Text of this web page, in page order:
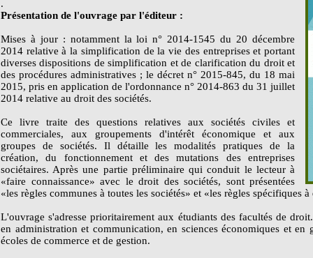
.
Présentation de l'ouvrage par l'éditeur :
Mises à jour : notamment la loi n° 2014-1545 du 20 décembre
2014 relative à la simplification de la vie des entreprises et portant
diverses dispositions de simplification et de clarification du droit et
des procédures administratives ; le décret n° 2015-845, du 18 mai
2015, pris en application de l'ordonnance n° 2014-863 du 31 juillet
2014 relative au droit des sociétés.
Ce livre traite des questions relatives aux sociétés civiles et
commerciales, aux groupements d'intérêt économique et aux
groupes de sociétés. Il détaille les modalités pratiques de la
création, du fonctionnement et des mutations des entreprises
sociétaires. Après une partie préliminaire qui conduit le lecteur à
«faire connaissance» avec le droit des sociétés, sont présentées
«les règles communes à toutes les sociétés» et «les règles spécifiques à
L'ouvrage s'adresse prioritairement aux étudiants des facultés de
en administration et communication, en sciences économiques et en
écoles de commerce et de gestion.